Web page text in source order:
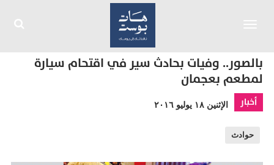
بالصور.. وفيات بحادث سير في اقتحام سيارة
لمطعم بعجمان
أخبار الإثنين ١٨ يوليو ٢٠١٦
حوادث